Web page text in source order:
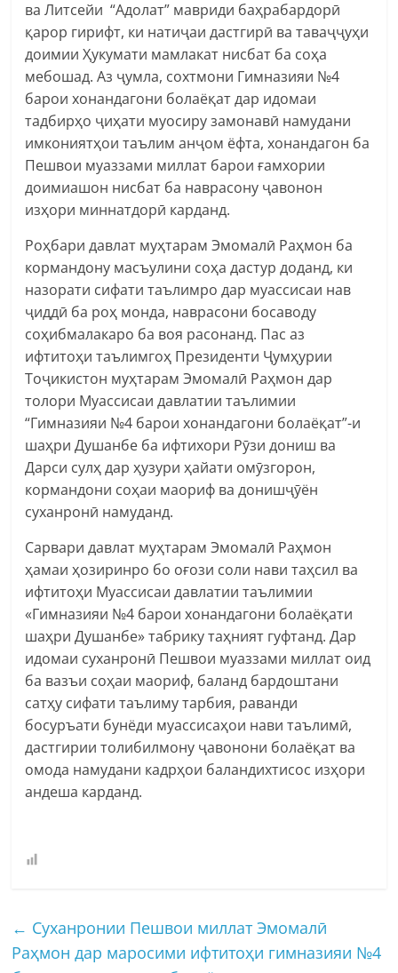
ва Литсейи “Адолат” мавриди баҳрабардорӣ
қарор гирифт, ки натиҷаи дастгирӣ ва таваҷҷуҳи
доимии Ҳукумати мамлакат нисбат ба соҳа
мебошад. Аз ҷумла, сохтмони Гимназияи №4
барои хонандагони болаёқат дар идомаи
тадбирҳо ҷиҳати муосиру замонавӣ намудани
имкониятҳои таълим анҷом ёфта, хонандагон ба
Пешвои муаззами миллат барои ғамхории
доимиашон нисбат ба наврасону ҷавонон
изҳори миннатдорӣ карданд.
Роҳбари давлат муҳтарам Эмомалӣ Раҳмон ба
кормандону масъулини соҳа дастур доданд, ки
назорати сифати таълимро дар муассисаи нав
ҷиддӣ ба роҳ монда, наврасони босаводу
соҳибмалакаро ба воя расонанд. Пас аз
ифтитоҳи таълимгоҳ Президенти Ҷумҳурии
Тоҷикистон муҳтарам Эмомалӣ Раҳмон дар
толори Муассисаи давлатии таълимии
“Гимназияи №4 барои хонандагони болаёқат”-и
шаҳри Душанбе ба ифтихори Рӯзи дониш ва
Дарси сулҳ дар ҳузури ҳайати омӯзгорон,
кормандони соҳаи маориф ва донишҷӯён
суханронӣ намуданд.
Сарвари давлат муҳтарам Эмомалӣ Раҳмон
ҳамаи ҳозиринро бо оғози соли нави таҳсил ва
ифтитоҳи Муассисаи давлатии таълимии
«Гимназияи №4 барои хонандагони болаёқати
шаҳри Душанбе» табрику таҳният гуфтанд. Дар
идомаи суханронӣ Пешвои муаззами миллат оид
ба вазъи соҳаи маориф, баланд бардоштани
сатҳу сифати таълиму тарбия, раванди
босуръати бунёди муассисаҳои нави таълимӣ,
дастгирии толибилмону ҷавонони болаёқат ва
омода намудани кадрҳои баландихтисос изҳори
андеша карданд.
← Cуханронии Пешвои миллат Эмомалӣ
Раҳмон дар маросими ифтитоҳи гимназияи №4